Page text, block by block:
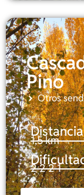
Pino
Otros
1,5 km
2-2-2-1